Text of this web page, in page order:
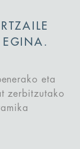
EGINA.
eta
zerbitzutako